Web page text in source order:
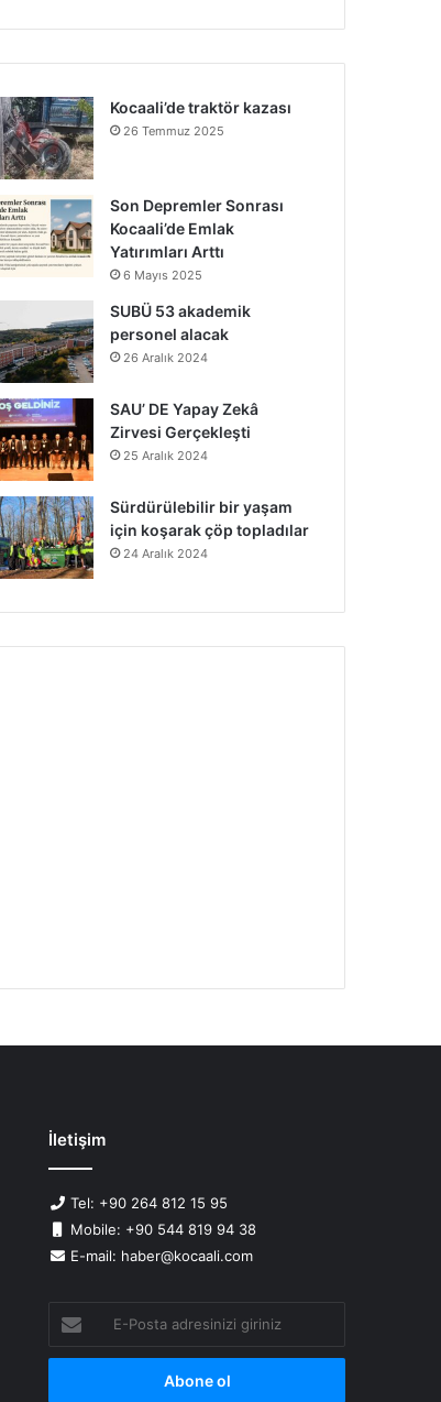
Kocaali’de traktör kazası
26 Temmuz 2025
Son Depremler Sonrası
Kocaali’de Emlak
Yatırımları Arttı
6 Mayıs 2025
SUBÜ 53 akademik
personel alacak
26 Aralık 2024
SAU’ DE Yapay Zekâ
Zirvesi Gerçekleşti
25 Aralık 2024
Sürdürülebilir bir yaşam
için koşarak çöp topladılar
24 Aralık 2024
İletişim
Tel: +90 264 812 15 95
Mobile: +90 544 819 94 38
E-mail: haber@kocaali.com
Posta
adresinizi